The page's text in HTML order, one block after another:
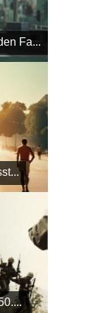
Fa...